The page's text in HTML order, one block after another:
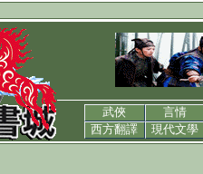
武俠
言情
西方翻譯
現代文學